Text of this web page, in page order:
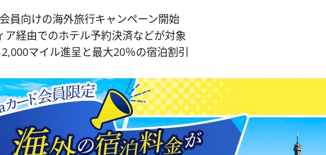
員向けの海外旅行キャンペーン開始
ア経由でのホテル予約決済などが対象
マイル進呈と最大20％の宿泊割引